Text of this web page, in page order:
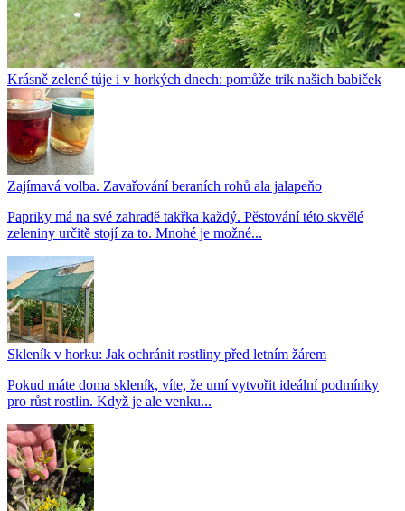
Krásně zelené túje i v horkých dnech: pomůže trik našich babiček
Zajímavá volba. Zavařování beraních rohů ala jalapeňo
Papriky má na své zahradě takřka každý. Pěstování této skvělé
zeleniny určitě stojí za to. Mnohé je možné...
Skleník v horku: Jak ochránit rostliny před letním žárem
Pokud máte doma skleník, víte, že umí vytvořit ideální podmínky
pro růst rostlin. Když je ale venku...